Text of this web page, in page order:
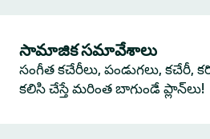
సామాజిక సమావేశాలు
సంగీత కచేరీలు, పండుగలు, కచేరీ,
కలిసి చేస్తే మరింత బాగుండే ప్లాన్‌లు!